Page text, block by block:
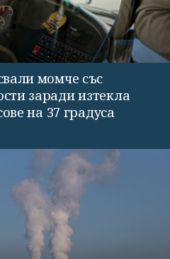
момче със
заради изтекла
на 37 градуса